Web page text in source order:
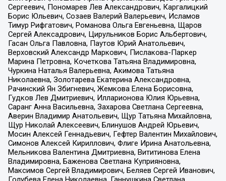
Сергеевич, Пономарев Лев Александрович, Каргалицкий
Борис Юльевич, Созаев Валерий Валерьевич, Исламов
Тимур Рифгатович, Романова Ольга Евгеньевна, Щаров
Сергей Алексадрович, Цирульников Борис Альбертович,
Гасан Ольга Павловна, Паутов Юрий Анатольевич,
Верховский Александр Маркович, Пислакова-Паркер
Марина Петровна, Кочеткова Татьяна Владимировна,
Чуркина Наталья Валерьевна, Акимова Татьяна
Николаевна, Золотарева Екатерина Александровна,
Рачинский Ян Збигневич, Жемкова Елена Борисовна,
Гудков Лев Дмитриевич, Илларионова Юлия Юрьевна,
Саранг Анна Васильевна, Захарова Светлана Сергеевна,
Аверин Владимир Анатольевич, Щур Татьяна Михайловна,
Щур Николай Алексеевич, Блинушов Андрей Юрьевич,
Мосин Алексей Геннадьевич, Гефтер Валентин Михайлович,
Симонов Алексей Кириллович, Флиге Ирина Анатольевна,
Мельникова Валентина Дмитриевна, Вититинова Елена
Владимировна, Баженова Светлана Куприяновна,
Максимов Сергей Владимирович, Беляев Сергей Иванович,